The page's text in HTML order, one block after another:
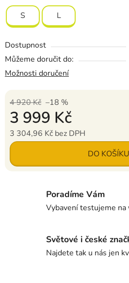
S L
Dostupnost
Můžeme doručit do:
Možnosti doručení
4 920 Kč –18 %
3 999 Kč
3 304,96 Kč bez DPH
Měrná cena: DO KOŠÍKU
Poradíme Vám
Vybavení testujeme na
Světové i české
Najdete tak u nás jen